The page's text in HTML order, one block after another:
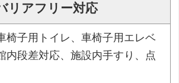
リアフリー対応
椅子用トイレ、車椅子用エレベ
内段差対応、施設内手すり、点